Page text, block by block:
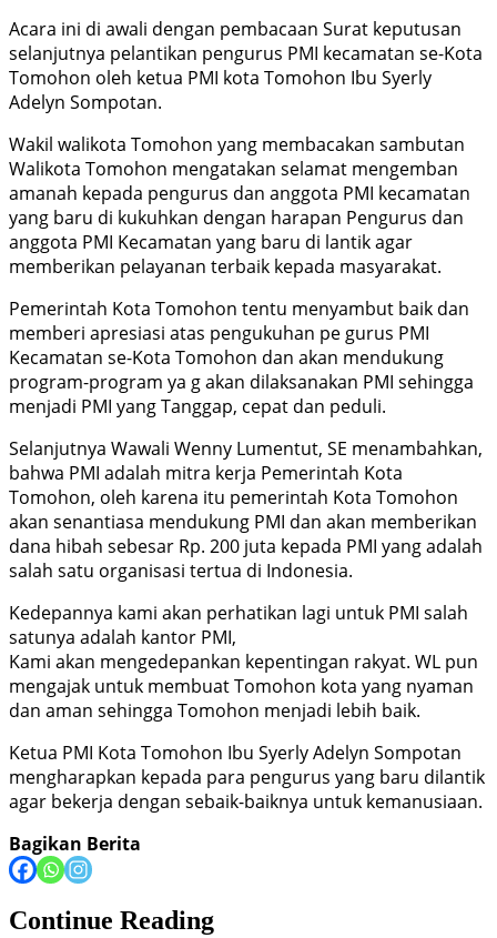
Acara ini di awali dengan pembacaan Surat keputusan
selanjutnya pelantikan pengurus PMI kecamatan se-Kota
Tomohon oleh ketua PMI kota Tomohon Ibu Syerly
Adelyn Sompotan.
Wakil walikota Tomohon yang membacakan sambutan
Walikota Tomohon mengatakan selamat mengemban
amanah kepada pengurus dan anggota PMI kecamatan
yang baru di kukuhkan dengan harapan Pengurus dan
anggota PMI Kecamatan yang baru di lantik agar
memberikan pelayanan terbaik kepada masyarakat.
Pemerintah Kota Tomohon tentu menyambut baik dan
memberi apresiasi atas pengukuhan pe gurus PMI
Kecamatan se-Kota Tomohon dan akan mendukung
program-program ya g akan dilaksanakan PMI sehingga
menjadi PMI yang Tanggap, cepat dan peduli.
Selanjutnya Wawali Wenny Lumentut, SE menambahkan,
bahwa PMI adalah mitra kerja Pemerintah Kota
Tomohon, oleh karena itu pemerintah Kota Tomohon
akan senantiasa mendukung PMI dan akan memberikan
dana hibah sebesar Rp. 200 juta kepada PMI yang adalah
salah satu organisasi tertua di Indonesia.
Kedepannya kami akan perhatikan lagi untuk PMI salah
satunya adalah kantor PMI,
Kami akan mengedepankan kepentingan rakyat. WL pun
mengajak untuk membuat Tomohon kota yang nyaman
dan aman sehingga Tomohon menjadi lebih baik.
Ketua PMI Kota Tomohon Ibu Syerly Adelyn Sompotan
mengharapkan kepada para pengurus yang baru dilantik
agar bekerja dengan sebaik-baiknya untuk kemanusiaan.
Bagikan Berita
Continue Reading